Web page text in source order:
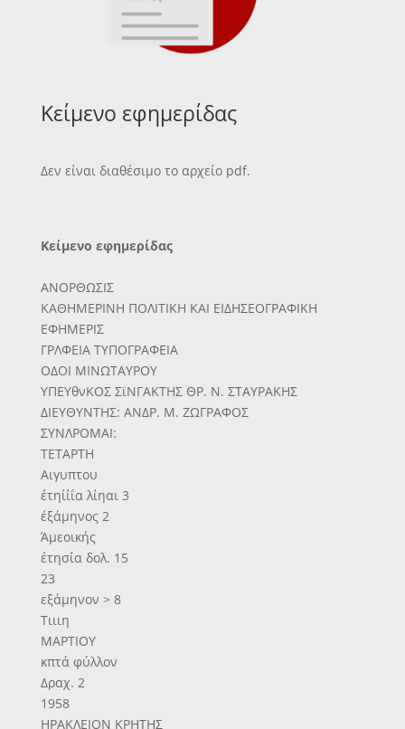
Κείμενο εφημερίδας
Δεν είναι διαθέσιμο το αρχείο pdf.
Κείμενο εφημερίδας
ΑΝΟΡΘΩΣΙΣ
ΚΑΘΗΜΕΡΙΝΗ ΠΟΛΙΤΙΚΗ ΚΑΙ ΕΙΔΗΣΕΟΓΡΑΦΙΚΗ
ΕΦΗΜΕΡΙΣ
ΓΡΛΦΕΙΑ ΤΥΠΟΓΡΑΦΕΙΑ
ΟΔΟΙ ΜΙΝΩΤΑΥΡΟΥ
ΥΠΕΥθνΚΟΣ ΣϊΝΓΑΚΤΗΣ ΘΡ. Ν. ΣΤΑΥΡΑΚΗΣ
ΔΙΕΥΘΥΝΤΗΣ: ΑΝΔΡ. Μ. ΖΩΓΡΑΦΟΣ
ΣΥΝΛΡΟΜΑΙ:
ΤΕΤΑΡΤΗ
Αιγυπτου
έτηίίΐα λίηαι 3
έξάμηνος 2
Άμεοικής
έτησία δολ. 15
23
εξάμηνον > 8
Τιιιη
ΜΑΡΤΙΟΥ
κπτά φύλλον
Δραχ. 2
1958
ΗΡΑΚΛΕΙΟΝ ΚΡΗΤΗΣ